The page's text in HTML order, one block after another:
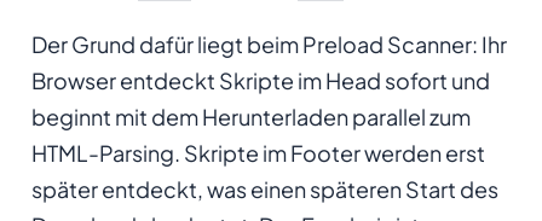
Der Grund dafür liegt beim Preload Scanner: Ihr
Browser entdeckt Skripte im Head sofort und
beginnt mit dem Herunterladen parallel zum
HTML-Parsing. Skripte im Footer werden erst
später entdeckt, was einen späteren Start des